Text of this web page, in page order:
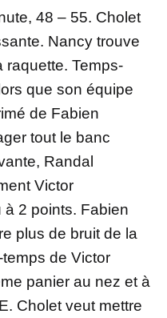
48 – 55. Cholet
Nancy trouve
raquette. Temps-
que son équipe
de Fabien
tout le banc
Randal
Victor
à 2 points. Fabien
plus de bruit de la
de Victor
panier au nez et à
Cholet veut mettre